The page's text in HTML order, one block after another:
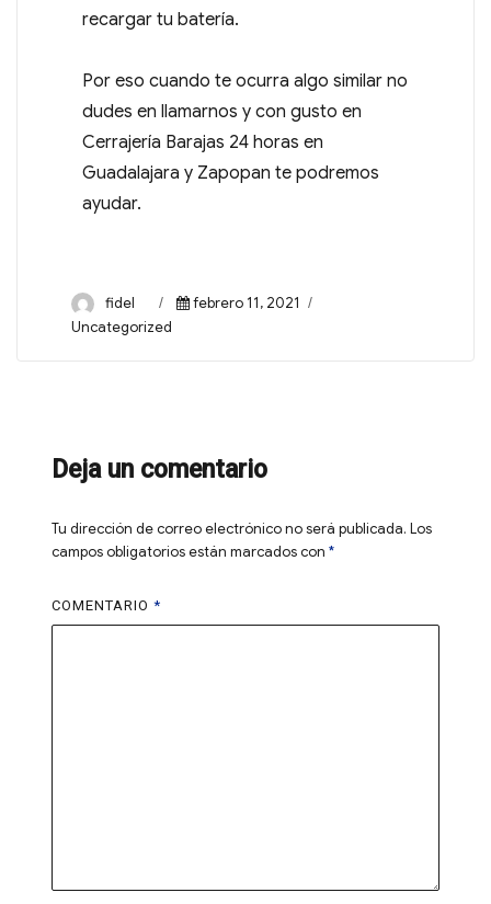
recargar tu batería.
Por eso cuando te ocurra algo similar no
dudes en llamarnos y con gusto en
Cerrajería Barajas 24 horas en
Guadalajara y Zapopan te podremos
ayudar.
fidel
febrero 11, 2021
Uncategorized
Deja un comentario
Tu dirección de correo electrónico no será publicada. Los
campos obligatorios están marcados con*
COMENTARIO*